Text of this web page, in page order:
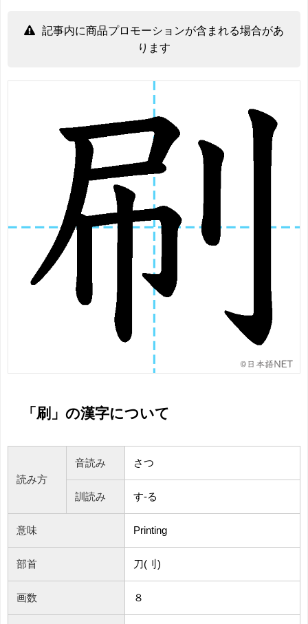
記事内に商品プロモーションが含まれる場合があ
ります
「刷」の漢字について
読み方
音読み さつ
訓読み す-る
意味 Printing
部首 刀(刂)
画数 ８